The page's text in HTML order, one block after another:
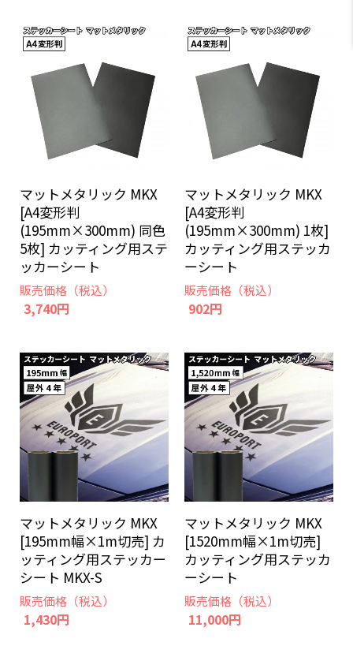
マットメタリック MKX
[A4変形判
(195mm×300mm) 同色
5枚] カッティング用ステ
ッカーシート
販売価格（税込）
3,740円
マットメタリック MKX
[A4変形判
(195mm×300mm) 1枚]
カッティング用ステッカ
ーシート
販売価格（税込）
902円
マットメタリック MKX
[195mm幅×1m切売] カ
ッティング用ステッカー
シート MKX-S
販売価格（税込）
1,430円
マットメタリック MKX
[1520mm幅×1m切売]
カッティング用ステッカ
ーシート
販売価格（税込）
11,000円